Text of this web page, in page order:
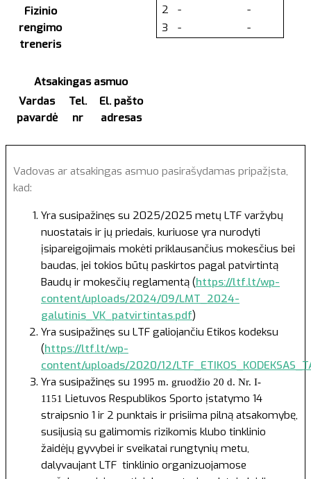
Fizinio
rengimo
treneris
Atsakingas asmuo
Vardas
pavardė
Tel.
nr
El. pašto
adresas
2 -
-
3
- -
Vadovas ar atsakingas asmuo pasirašydamas pripažįsta,
kad:
Yra susipažinęs su 2025/2025 metų LTF varžybų
nuostatais ir jų priedais, kuriuose yra nurodyti
įsipareigojimais mokėti priklausančius mokesčius bei
baudas, jei tokios būtų paskirtos pagal patvirtintą
Baudų ir mokesčių reglamentą (https://ltf.lt/wp-
content/uploads/2024/09/LMT_2024-
galutinis_VK_patvirtintas.pdf)
Yra susipažinęs su LTF galiojančiu Etikos kodeksu
(https://ltf.lt/wp-
content/uploads/2020/12/
Yra susipažinęs su 1995 m. gruodžio 20 d. Nr. I-
1151 Lietuvos Respublikos Sporto įstatymo 14
straipsnio 1 ir 2 punktais ir prisiima pilną atsakomybę,
susijusią su galimomis rizikomis klubo tinklinio
žaidėjų gyvybei ir sveikatai rungtynių metu,
dalyvaujant LTF tinklinio organizuojamose